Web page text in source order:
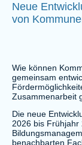
Neue
von
Wie können
gemeinsam
Zusammenarbeit
Die neue
2026 bis
benachbarten